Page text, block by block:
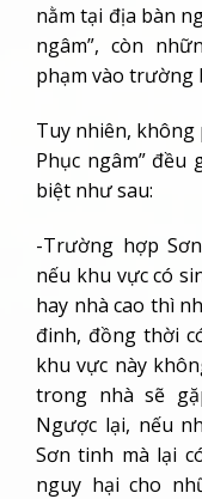
nằm tại địa bàn
ngâm”, còn
phạm vào trường
Tuy nhiên, không
Phục ngâm” đều
biệt như sau:
-Trường hợp
nếu khu vực có
hay nhà cao thì
đinh, đồng thời
khu vực này
trong nhà sẽ
Ngược lại, nếu
Sơn tinh mà lại
nguy hại cho